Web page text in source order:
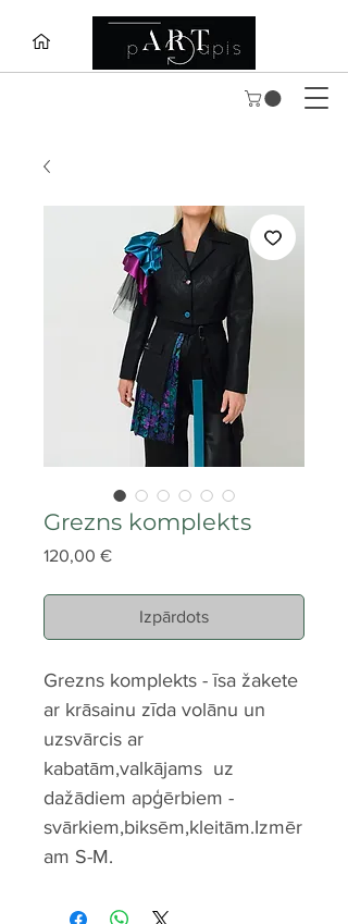
Grezns komplekts
120,00 €Cena
Izpārdots
Grezns komplekts - īsa žakete
ar krāsainu zīda volānu un
uzsvārcis ar
kabatām,valkājams uz
dažādiem apģērbiem -
svārkiem,biksēm,kleitām.Izmēr
am S-M.